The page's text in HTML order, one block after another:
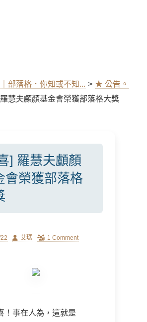
部落格．你知或不知... > ★ 公告。
慧夫顱顏基金會榮獲部落格大獎
] 羅慧夫顱顏
會榮獲部落格
Author
艾瑪 1 Comment
！事在人為，這就是